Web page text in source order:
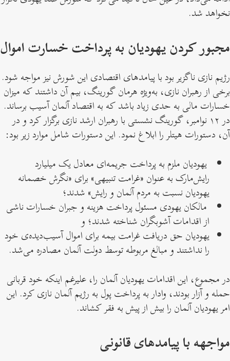
نخواهد شد.
مجبور کردن یهودیان به پرداخت خسارت اموال
رژیم نازی ناگزیر بود با پیامدهای اقتصادی این شورش نیز مواجه شود.
برخی از رهبران نازی، به‌ویژه هرمان گورینگ، بیم آن داشتند که میزان
خسارات مالی به حدی زیاد باشد که به اقتصاد آلمان آسیب برساند.
در ۱۲ نوامبر، گورینگ نشستی با رهبران ارشد نازی برگزار کرد و در
آن، دستورات هیتلر را ابلاغ نمود. این دستورات شامل موارد زیر بود:
یهودیان ملزم به پرداخت جریمه‌ای معادل یک میلیارد
رایش‌مارک به عنوان «غرامت تنبیهی» برای «نگرش خصمانه
یهودیان نسبت به مردم آلمان و رایش» شدند؛
مالکان یهودی مسئول پرداخت هزینه و جبران خسارات ناشی
از اقدامات آشوبگران شناخته شدند؛ و
یهودیان حق دریافت غرامت بیمه برای اموال آسیب‌دیده‌ی خود
را نداشتند و مبالغ مربوطه توسط دولت آلمان مصادره می‌شد.
در مجموع، این اقدامات یهودیان آلمان را، علیرغم اینکه خود قربانی
حمله و آزار بودند، وادار به پرداخت پول به رژیم آلمان نازی کرد. این
امر یهودیان آلمان را بیش از پیش به فقر کشاند.
مواجهه با پیامدهای قانونی